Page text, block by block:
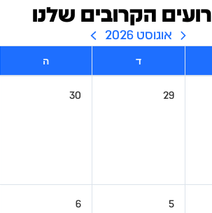
הקרובים שלנו
אוגוסט 2026
ד ה
29
30
5
6